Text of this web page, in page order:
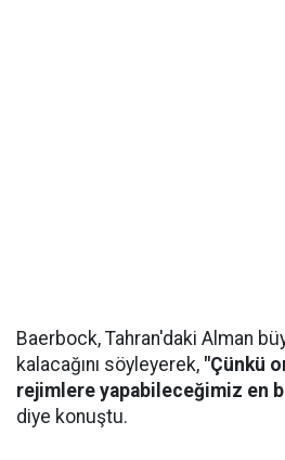
Baerbock, Tahran'daki Alman
kalacağını söyleyerek, "Çünkü
rejimlere yapabileceğimiz en
diye konuştu.